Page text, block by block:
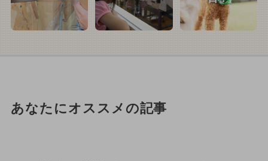
あなたにオススメの記事